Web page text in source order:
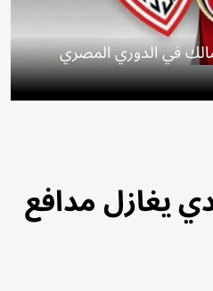
في الدوري المصري
يغازل مدافع